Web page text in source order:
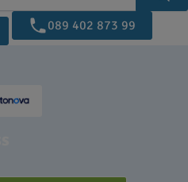
089 402 873 99